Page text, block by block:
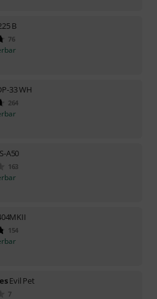
B
76
33 WH
264
A50
163
154
Evil Pet
7